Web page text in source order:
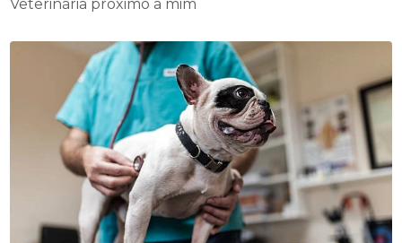
Veterinária proximo a mim